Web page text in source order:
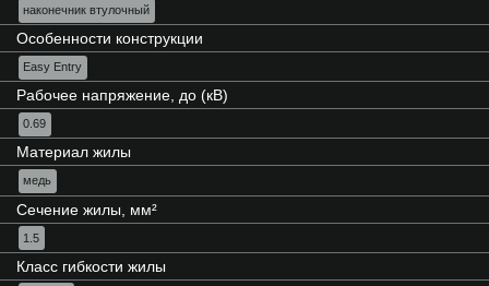
наконечник втулочный
Особенности конструкции
Easy Entry
Рабочее напряжение, до (кВ)
0.69
Материал жилы
медь
Сечение жилы, мм²
1.5
Класс гибкости жилы